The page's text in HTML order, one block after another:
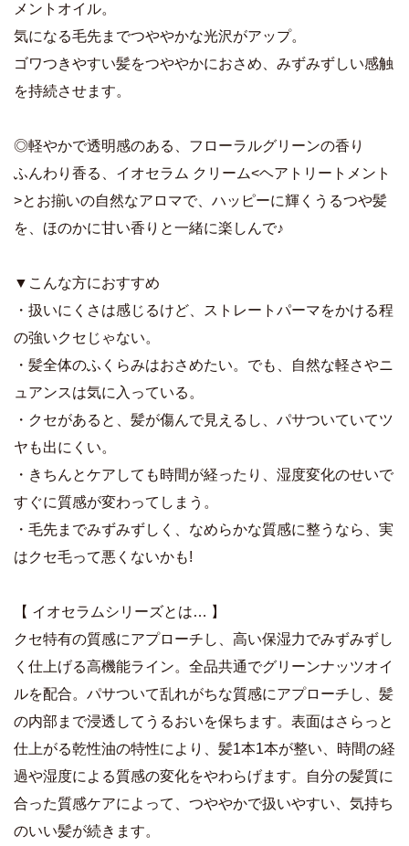
メントオイル。
気になる毛先までつややかな光沢がアップ。
ゴワつきやすい髪をつややかにおさめ、みずみずしい感触
を持続させます。
◎軽やかで透明感のある、フローラルグリーンの香り
ふんわり香る、イオセラム クリーム<ヘアトリートメント
>とお揃いの自然なアロマで、ハッピーに輝くうるつや髪
を、ほのかに甘い香りと一緒に楽しんで♪
▼こんな方におすすめ
・扱いにくさは感じるけど、ストレートパーマをかける程
の強いクセじゃない。
・髪全体のふくらみはおさめたい。でも、自然な軽さやニ
ュアンスは気に入っている。
・クセがあると、髪が傷んで見えるし、パサついていてツ
ヤも出にくい。
・きちんとケアしても時間が経ったり、湿度変化のせいで
すぐに質感が変わってしまう。
・毛先までみずみずしく、なめらかな質感に整うなら、実
はクセ毛って悪くないかも!
【 イオセラムシリーズとは… 】
クセ特有の質感にアプローチし、高い保湿力でみずみずし
く仕上げる高機能ライン。全品共通でグリーンナッツオイ
ルを配合。パサついて乱れがちな質感にアプローチし、髪
の内部まで浸透してうるおいを保ちます。表面はさらっと
仕上がる乾性油の特性により、髪1本1本が整い、時間の経
過や湿度による質感の変化をやわらげます。自分の髪質に
合った質感ケアによって、つややかで扱いやすい、気持ち
のいい髪が続きます。